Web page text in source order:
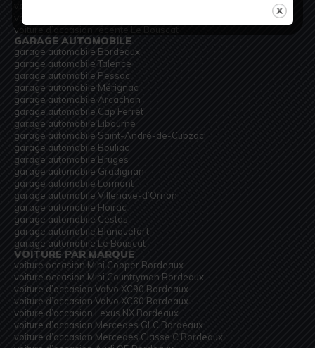
voiture d’occasion récente Le Bouscat
GARAGE AUTOMOBILE
garage automobile Bordeaux
garage automobile Talence
garage automobile Pessac
garage automobile Mérignac
garage automobile Arcachon
garage automobile Cap Ferret
garage automobile Libourne
garage automobile Saint-André-de-Cubzac
garage automobile Bouliac
garage automobile Bruges
garage automobile Gradignan
garage automobile Lormont
garage automobile Villenave-d’Ornon
garage automobile Floirac
garage automobile Cestas
garage automobile Blanquefort
garage automobile Le Bouscat
VOITURE PAR MARQUE
voiture occasion Mini Cooper Bordeaux
voiture occasion Mini Countryman Bordeaux
voiture d’occasion Volvo XC90 Bordeaux
voiture d’occasion Volvo XC60 Bordeaux
voiture d’occasion Lexus NX Bordeaux
voiture d’occasion Mercedes GLC Bordeaux
voiture d’occasion Mercedes Classe C Bordeaux